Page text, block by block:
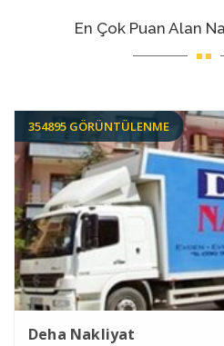
En Çok Puan Alan
354895 GÖRÜNTÜLENME
Deha Nakliyat